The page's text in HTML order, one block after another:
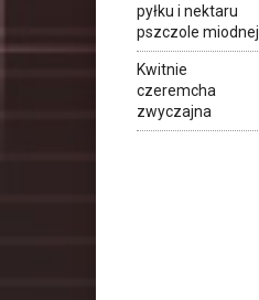
pyłku i nektaru
pszczole miodnej
Kwitnie
czeremcha
zwyczajna